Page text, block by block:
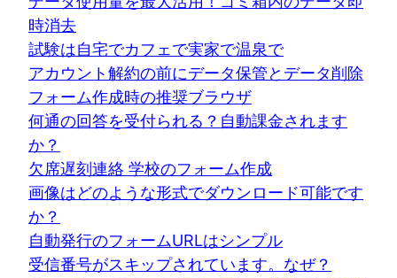
時消去
試験は自宅でカフェで実家で温泉で
アカウント解約の前にデータ保管とデータ削除
フォーム作成時の推奨ブラウザ
何通の回答を受付られる？自動課金されます
か？
欠席遅刻連絡 学校のフォーム作成
画像はどのような形式でダウンロード可能です
か？
自動発行のフォームURLはシンプル
受信番号がスキップされています。なぜ？